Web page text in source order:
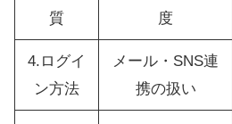
質
度
4.ログイ
ン方法
メール・SNS連
携の扱い